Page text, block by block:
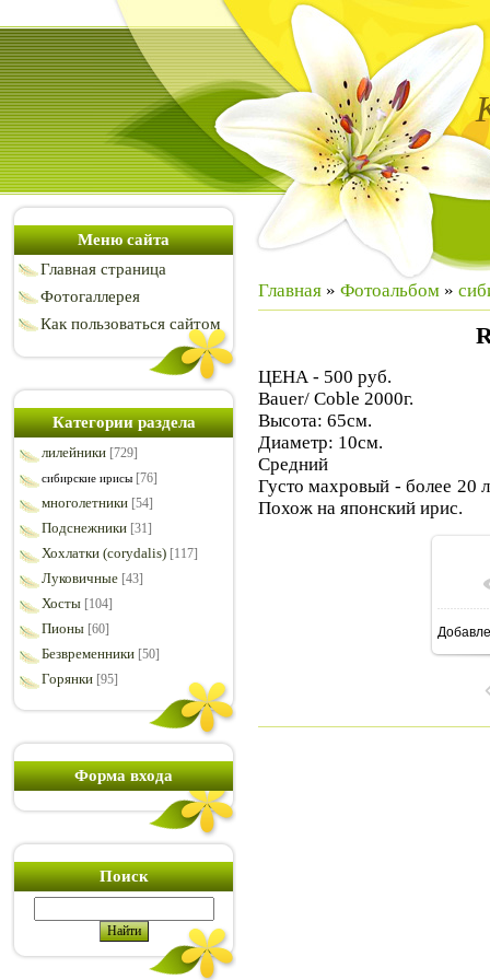
Меню сайта
Главная страница
Фотогаллерея
Как пользоваться сайтом
Категории раздела
лилейники [729]
сибирские ирисы [76]
многолетники [54]
Подснежники [31]
Хохлатки (corydalis) [117]
Луковичные [43]
Хосты [104]
Пионы [60]
Безвременники [50]
Горянки [95]
Форма входа
Поиск
Главная » Фотоальбом »
ЦЕНА - 500 руб.
Bauer/ Coble 2000г.
Высота: 65см.
Диаметр: 10см.
Средний
Густо махровый - более 20
Похож на японский ирис.